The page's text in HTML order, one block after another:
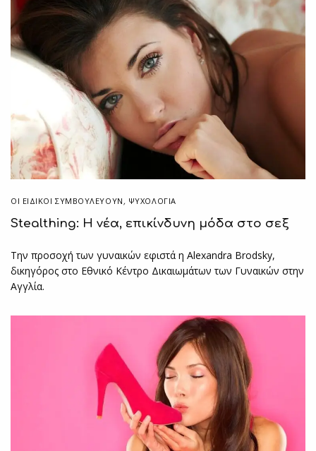
ΟΙ ΕΙΔΙΚΟΊ ΣΥΜΒΟΥΛΕΎΟΥΝ , ΨΥΧΟΛΟΓΙΑ
Stealthing: Η νέα, επικίνδυνη μόδα στο σεξ
Την προσοχή των γυναικών εφιστά η Alexandra Brodsky,
δικηγόρος στο Εθνικό Κέντρο Δικαιωμάτων των Γυναικών στην
Αγγλία.